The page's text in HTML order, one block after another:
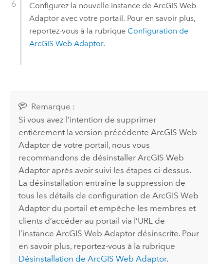
Configurez la nouvelle instance de ArcGIS Web
Adaptoravec votre portail. Pour en savoir plus,
reportez-vous à la rubrique Configuration de
ArcGIS Web Adaptor.
Remarque :
Si vous avez l’intention de supprimer
entièrement la version précédenteArcGIS Web
Adaptor de votre portail, nous vous
recommandons de désinstallerArcGIS Web
Adaptor après avoir suivi les étapes ci-dessus.
La désinstallation entraîne la suppression de
tous les détails de configuration deArcGIS Web
Adaptor du portail et empêche les membres et
clients d’accéder au portail via l’URL de
l’instanceArcGIS Web Adaptor désinscrite. Pour
en savoir plus, reportez-vous à la rubrique
Désinstallation de ArcGIS Web Adaptor.